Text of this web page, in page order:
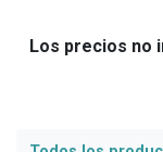
Los precios no